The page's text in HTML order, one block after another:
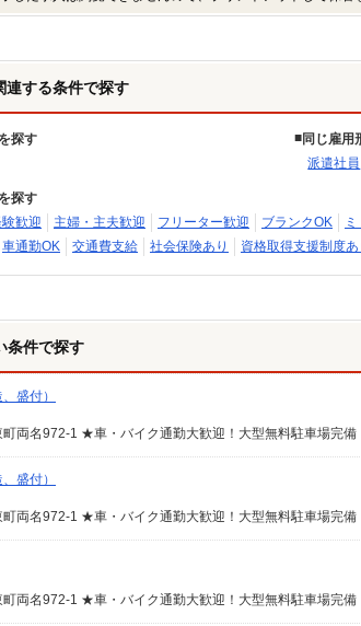
連する条件で探す
探す
同じ雇用
派遣社員
探す
歓迎 主婦・主夫歓迎 フリーター歓迎 ブランクOK
車通勤OK 交通費支給 社会保険あり 資格取得支援制度あ
条件で探す
盛付）
両名972-1 ★車・バイク通勤大歓迎！大型無料駐車場完備
盛付）
両名972-1 ★車・バイク通勤大歓迎！大型無料駐車場完備
両名972-1 ★車・バイク通勤大歓迎！大型無料駐車場完備